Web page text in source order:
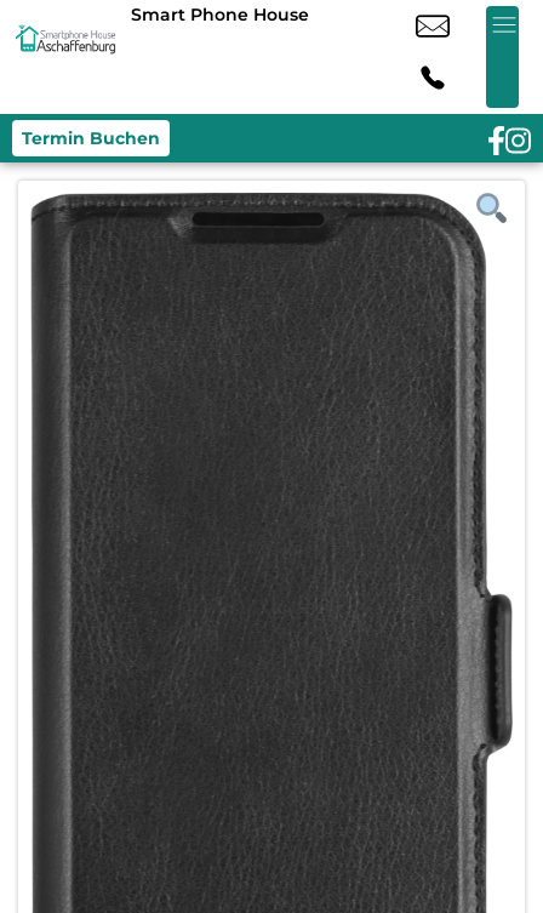
Smart Phone House
Termin Buchen